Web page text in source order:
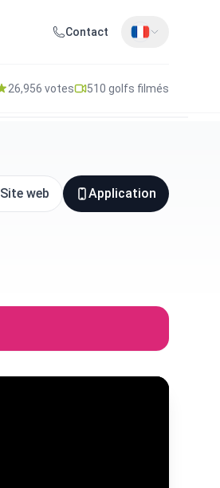
Contact
26,956 votes 510 golfs filmés
Site web Application